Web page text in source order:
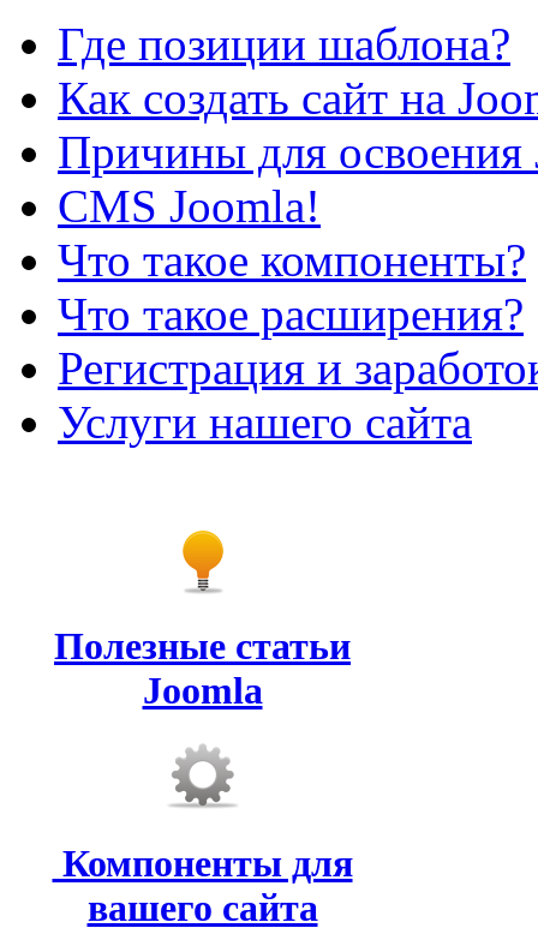
Где позиции шаблона?
Как создать сайт на
Причины для освоения
CMS Joomla!
Что такое компоненты?
Что такое расширения?
Регистрация и
Услуги нашего сайта
Полезные статьи
Joomla
Компоненты для
вашего сайта